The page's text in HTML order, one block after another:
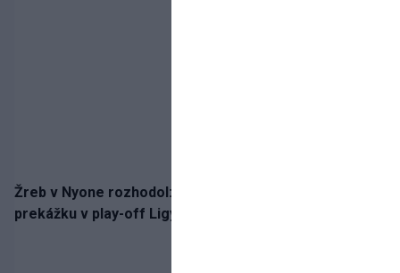
Žreb v Nyone rozhodol: Slovan spoznal potenciálnu
prekážku v play-off Ligy majstrov